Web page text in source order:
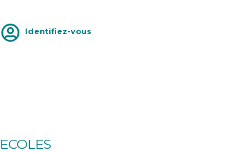
Identifiez-vous
ECOLES